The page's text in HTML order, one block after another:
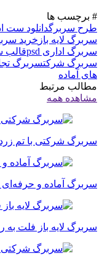
# برچسب ها
طرح سربرگدانلود ست
سربرگ لایه باز خرید
سربرگ اداری psd
قالب
سربرگ شرکتسربرگ
های آماده
مطالب مرتبط
مشاهده همه
سربرگ شرکتی با تم
سربرگ آماده و
سربرگ لایه باز فلت به